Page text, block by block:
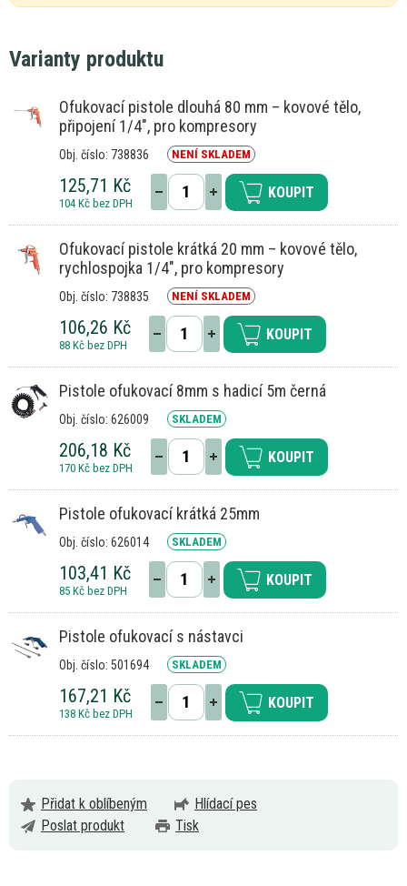
Varianty produktu
Ofukovací pistole dlouhá 80 mm – kovové tělo,
připojení 1/4", pro kompresory
Obj. číslo: 738836 NENÍ SKLADEM
125,71 Kč
104 Kč bez DPH
KOUPIT
Ofukovací pistole krátká 20 mm – kovové tělo,
rychlospojka 1/4", pro kompresory
Obj. číslo: 738835 NENÍ SKLADEM
106,26 Kč
88 Kč bez DPH
KOUPIT
Pistole ofukovací 8mm s hadicí 5m černá
Obj. číslo: 626009 SKLADEM
206,18 Kč
170 Kč bez DPH
KOUPIT
Pistole ofukovací krátká 25mm
Obj. číslo: 626014 SKLADEM
103,41 Kč
85 Kč bez DPH
KOUPIT
Pistole ofukovací s nástavci
Obj. číslo: 501694 SKLADEM
167,21 Kč
138 Kč bez DPH
KOUPIT
Přidat k oblíbeným
Hlídací pes
Poslat produkt
Tisk